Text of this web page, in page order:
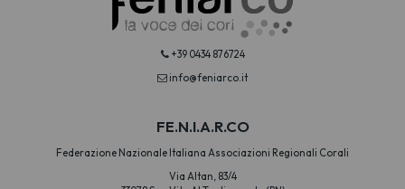
+39 0434 876724
info@feniarco.it
FE.N.I.A.R.CO
Federazione Nazionale Italiana Associazioni Regionali Corali
Via Altan, 83/4